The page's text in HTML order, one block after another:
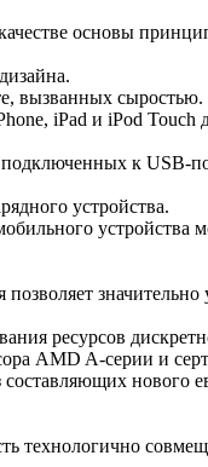
основы
вызванных сыростью.
iPad и iPod Touch
к
устройства.
значительно
ресурсов
AMD A-серии и
нового
технологично